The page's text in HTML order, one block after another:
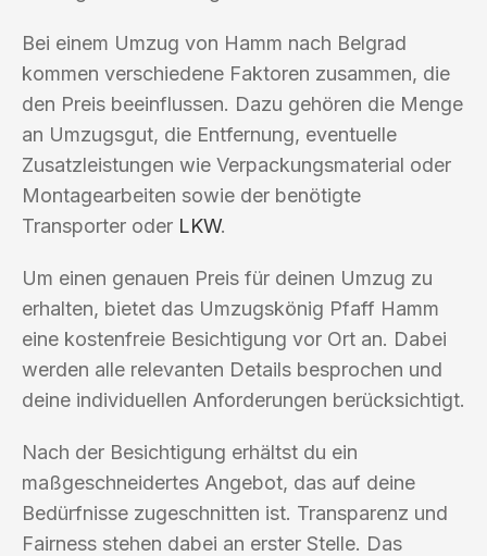
Bei einem Umzug von Hamm nach Belgrad
kommen verschiedene Faktoren zusammen, die
den Preis beeinflussen. Dazu gehören die Menge
an Umzugsgut, die Entfernung, eventuelle
Zusatzleistungen wie Verpackungsmaterial oder
Montagearbeiten sowie der benötigte
Transporter oder LKW.
Um einen genauen Preis für deinen Umzug zu
erhalten, bietet das Umzugskönig Pfaff Hamm
eine kostenfreie Besichtigung vor Ort an. Dabei
werden alle relevanten Details besprochen und
deine individuellen Anforderungen berücksichtigt.
Nach der Besichtigung erhältst du ein
maßgeschneidertes Angebot, das auf deine
Bedürfnisse zugeschnitten ist. Transparenz und
Fairness stehen dabei an erster Stelle. Das